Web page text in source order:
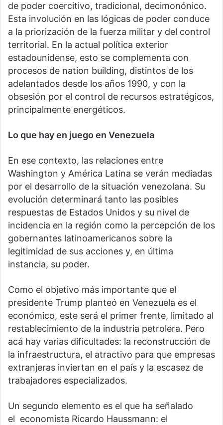
de poder coercitivo, tradicional, decimonónico.
Esta involución en las lógicas de poder conduce
a la priorización de la fuerza militar y del control
territorial. En la actual política exterior
estadounidense, esto se complementa con
procesos de nation building, distintos de los
adelantados desde los años 1990, y con la
obsesión por el control de recursos estratégicos,
principalmente energéticos.
Lo que hay en juego en Venezuela
En ese contexto, las relaciones entre
Washington y América Latina se verán mediadas
por el desarrollo de la situación venezolana. Su
evolución determinará tanto las posibles
respuestas de Estados Unidos y su nivel de
incidencia en la región como la percepción de los
gobernantes latinoamericanos sobre la
legitimidad de sus acciones y, en última
instancia, su poder.
Como el objetivo más importante que el
presidente Trump planteó en Venezuela es el
económico, este será el primer frente, limitado al
restablecimiento de la industria petrolera. Pero
acá hay varias dificultades: la reconstrucción de
la infraestructura, el atractivo para que empresas
extranjeras inviertan en el país y la escasez de
trabajadores especializados.
Un segundo elemento es el que ha señalado
el economista Ricardo Haussmann: el